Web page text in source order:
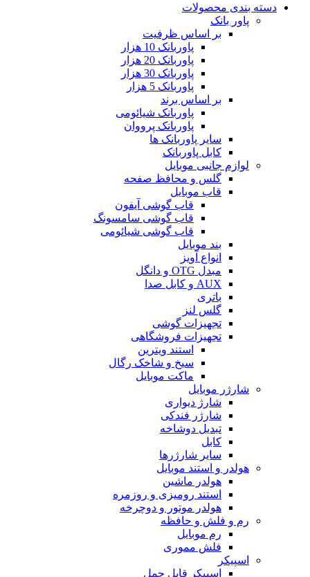
دسته بندی محصولات
پاور بانک
بر اساس ظرفیت
پاوربانک 10 هزار
پاوربانک 20 هزار
پاوربانک 30 هزار
پاوربانک 5 هزار
بر اساس برند
پاوربانک شیائومی
پاوربانک پرووان
سایر پاوربانک ها
کابل پاوربانک
لوازم جانبی موبایل
گلس و محافظ صفحه
قاب موبایل
قاب گوشی آیفون
قاب گوشی سامسونگ
قاب گوشی شیائومی
بند موبایل
انواع آویز
مبدل OTG و دانگل
AUX و کابل صدا
باتری
گلس لنز
تجهیزات گوشی
تجهیزات فروشگاهی
استند ویترین
سیخ و شاخک رگال
ماکت موبایل
شارژر موبایل
شارژ دیواری
شارژر فندکی
تبدیل دوشاخه
کابل
سایر شارژرها
هولدر و استند موبایل
هولدر ماشین
استند رومیزی و روزمره
هولدر موتور و دوچرخه
رم و فلش و حافظه
رم موبایل
فلش مموری
اسپیکر
اسپیکر قابل حمل